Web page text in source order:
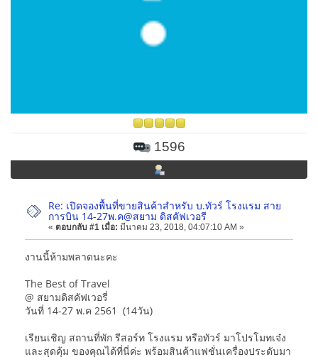
1596
Re: เปิดจองพื้นที่ขายสินค้าสำหรับ บ.ทัวร์ โรงแรม สาย
การบิน 14-27พ.ค@สยาม ดิสคัฟเวอรี
« ตอบกลับ #1 เมื่อ: มีนาคม 23, 2018, 04:07:10 AM »
งานนี้ห้ามพลาดนะคะ
The Best of Travel
@ สยามดิสคัฟเวอรี่
วันที่ 14-27 พ.ค 2561 (14วัน)
เรียนเชิญ สถานที่พัก รีสอร์ท โรงแรม หรือทัวร์ มาโปรโมทเจ๋ง
และสุดคุ้ม ของคุณได้ที่นี่ค่ะ พร้อมสินค้าแฟชั่นเครื่องประดับมา